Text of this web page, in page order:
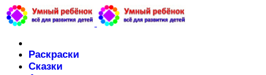
Раскраски
Сказки